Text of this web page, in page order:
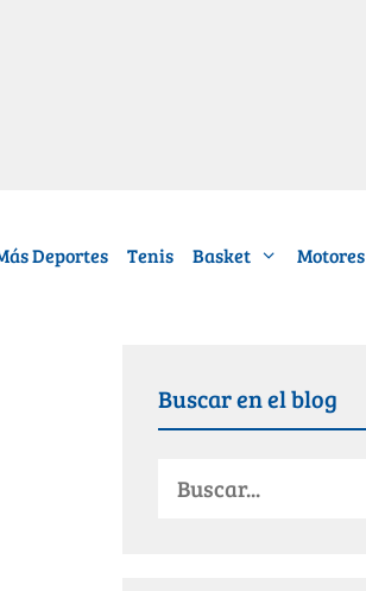
Deportes Tenis Basket Motores
Buscar en el blog